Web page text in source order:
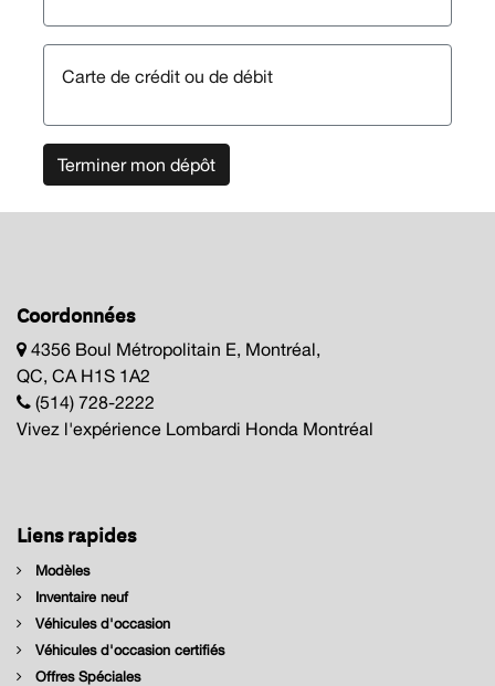
Carte de crédit ou de débit
Terminer mon dépôt
Coordonnées
4356 Boul Métropolitain E, Montréal,
QC, CA H1S 1A2
(514) 728-2222
Vivez l'expérience Lombardi Honda Montréal
Liens rapides
Modèles
Inventaire neuf
Véhicules d'occasion
Véhicules d'occasion certifiés
Offres Spéciales